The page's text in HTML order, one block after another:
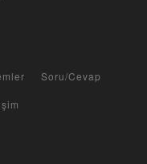
Soru/Cevap